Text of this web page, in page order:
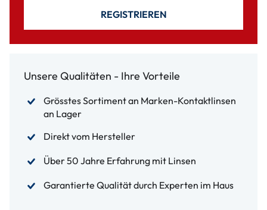
REGISTRIEREN
Unsere Qualitäten - Ihre Vorteile
Grösstes Sortiment an Marken-Kontaktlinsen
an Lager
Direkt vom Hersteller
Über 50 Jahre Erfahrung mit Linsen
Garantierte Qualität durch Experten im Haus